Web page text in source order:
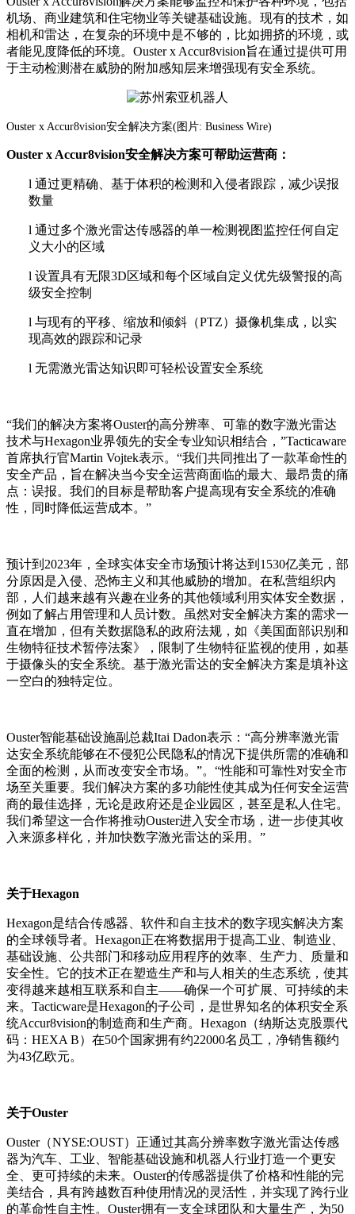
机场、商业建筑和住宅物业等关键基础设施。现有的技术，如
相机和雷达，在复杂的环境中是不够的，比如拥挤的环境，或
者能见度降低的环境。 Ouster x Accur8vision旨在通过提供可用
于主动检测潜在威胁的附加感知层来增强现有安全系统。
Ouster x Accur8vision安全解决方案(图片: Business Wire)
Ouster x Accur8vision安全解决方案可帮助运营商：
l 通过更精确、基于体积的检测和入侵者跟踪，减少误报
数量
l 通过多个激光雷达传感器的单一检测视图监控任何自定
义大小的区域
l 设置具有无限3D区域和每个区域自定义优先级警报的高
级安全控制
l 与现有的平移、缩放和倾斜（PTZ）摄像机集成，以实
现高效的跟踪和记录
l 无需激光雷达知识即可轻松设置安全系统
“我们的解决方案将Ouster的高分辨率、可靠的数字激光雷达
技术与Hexagon业界领先的安全专业知识相结合，”Tacticaware
首席执行官Martin Vojtek表示。“我们共同推出了一款革命性的
安全产品，旨在解决当今安全运营商面临的最大、最昂贵的痛
点：误报。我们的目标是帮助客户提高现有安全系统的准确
性，同时降低运营成本。”
预计到 2023年，全球实体安全市场预计将达到1530亿美元，部
分原因是入侵、恐怖主义和其他威胁的增加。在私营组织内
部，人们越来越有兴趣在业务的其他领域利用实体安全数据，
例如了解占用管理和人员计数。虽然对安全解决方案的需求一
直在增加，但有关数据隐私的政府法规，如《美国面部识别和
生物特征技术暂停法案》，限制了生物特征监视的使用，如基
于摄像头的安全系统。基于激光雷达的安全解决方案是填补这
一空白的独特定位。
Ouster智能基础设施副总裁Itai Dadon表示：“高分辨率激光雷
达安全系统能够在不侵犯公民隐私的情况下提供所需的准确和
全面的检测，从而改变安全市场。”。“性能和可靠性对安全市
场至关重要。我们解决方案的多功能性使其成为任何安全运营
商的最佳选择，无论是政府还是企业园区，甚至是私人住宅。
我们希望这一合作将推动Ouster进入安全市场，进一步使其收
入来源多样化，并加快数字激光雷达的采用。”
关于Hexagon
Hexagon是结合传感器、软件和自主技术的数字现实解决方案
的全球领导者。Hexagon正在将数据用于提高工业、制造业、
基础设施、公共部门和移动应用程序的效率、生产力、质量和
安全性。它的技术正在塑造生产和与人相关的生态系统，使其
变得越来越相互联系和自主——确保一个可扩展、可持续的未
来。Tacticware是Hexagon的子公司，是世界知名的体积安全系
统Accur8vision的制造商和生产商。Hexagon（纳斯达克股票代
码：HEXA B）在50个国家拥有约22000名员工，净销售额约
为43亿欧元。
关于Ouster
Ouster（NYSE:OUST）正通过其高分辨率数字激光雷达传感
器为汽车、工业、智能基础设施和机器人行业打造一个更安
全、更可持续的未来。Ouster的传感器提供了价格和性能的完
美结合，具有跨越数百种使用情况的灵活性，并实现了跨行业
的革命性自主性。Ouster拥有一支全球团队和大量生产，为50